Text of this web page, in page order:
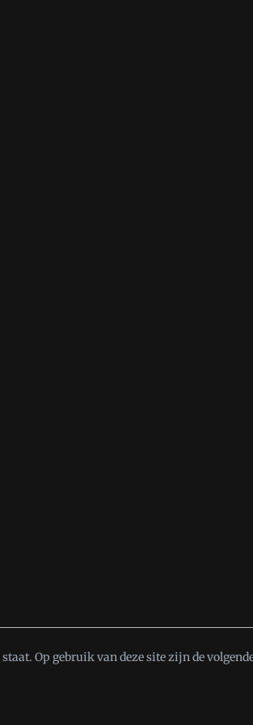
Op gebruik van deze site zijn de